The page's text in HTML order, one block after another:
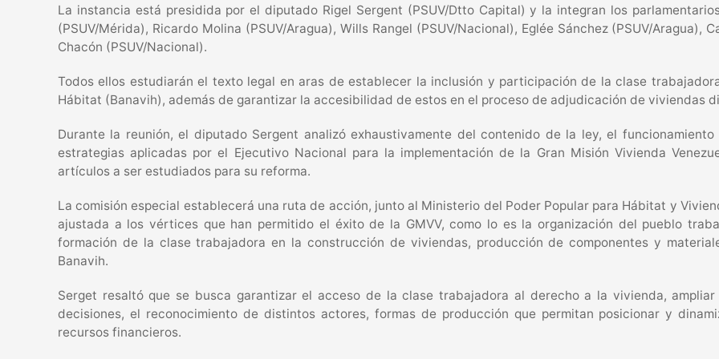
La instancia está presidida por el diputado Rigel Sergent (PSUV/Dtto Capital) y la integran los
(PSUV/Mérida), Ricardo Molina (PSUV/Aragua), Wills Rangel (PSUV/Nacional), Eglée Sánchez (PSUV/Aragua),
Chacón (PSUV/Nacional).
Todos ellos estudiarán el texto legal en aras de establecer la inclusión y participación de la clase
Hábitat (Banavih), además de garantizar la accesibilidad de estos en el proceso de adjudicación de viviendas
Durante la reunión, el diputado Sergent analizó exhaustivamente del contenido de la ley, el
estrategias aplicadas por el Ejecutivo Nacional para la implementación de la Gran Misión Vivienda
artículos a ser estudiados para su reforma.
La comisión especial establecerá una ruta de acción, junto al Ministerio del Poder Popular para Hábitat y
ajustada a los vértices que han permitido el éxito de la GMVV, como lo es la organización del pueblo
formación de la clase trabajadora en la construcción de viviendas, producción de componentes y
Banavih.
Serget resaltó que se busca garantizar el acceso de la clase trabajadora al derecho a la vivienda,
decisiones, el reconocimiento de distintos actores, formas de producción que permitan posicionar y
recursos financieros.